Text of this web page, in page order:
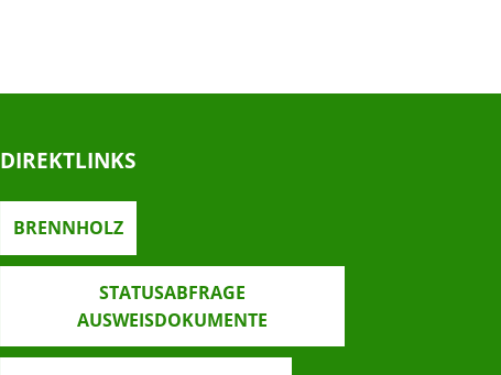
DIREKTLINKS
BRENNHOLZ
STATUSABFRAGE
AUSWEISDOKUMENTE